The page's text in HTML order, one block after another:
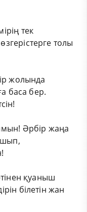
тек
толы
жолында
баса бер.
Әрбір жаңа
қуаныш
білетін жан